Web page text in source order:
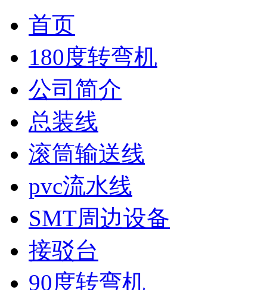
首页
180度转弯机
公司简介
总装线
滚筒输送线
pvc流水线
SMT周边设备
接驳台
90度转弯机